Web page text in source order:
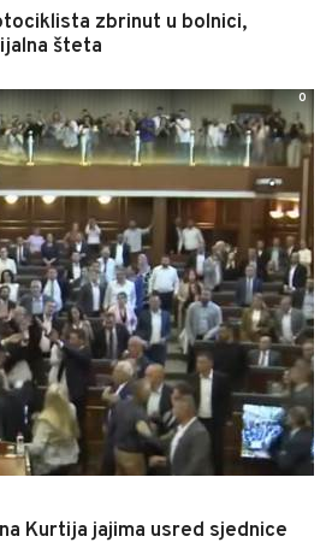
zbrinut u bolnici,
šteta
Kurtija jajima usred sjednice
0